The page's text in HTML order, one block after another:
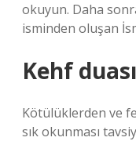
okuyun. Daha
isminden oluşan
Kehf
Kötülüklerden ve
sık okunması